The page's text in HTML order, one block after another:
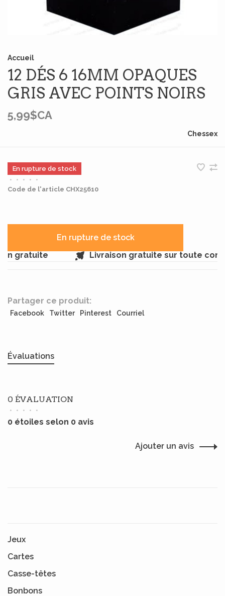
Accueil
12 DÉS 6 16MM OPAQUES
GRIS AVEC POINTS NOIRS
5,99$CA
Chessex
En rupture de stock
•
• • •
•
Code de l'article CHX25610
En rupture de stock
gratuite
Livraison gratuite sur toute
Partager ce produit:
Facebook Twitter Pinterest Courriel
Évaluations
0 ÉVALUATION
• • • • •
0 étoiles selon 0 avis
Ajouter un avis
Jeux
Cartes
Casse-têtes
Bonbons